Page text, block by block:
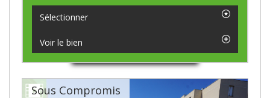
Sélectionner
Voir le bien
Sous Compromis